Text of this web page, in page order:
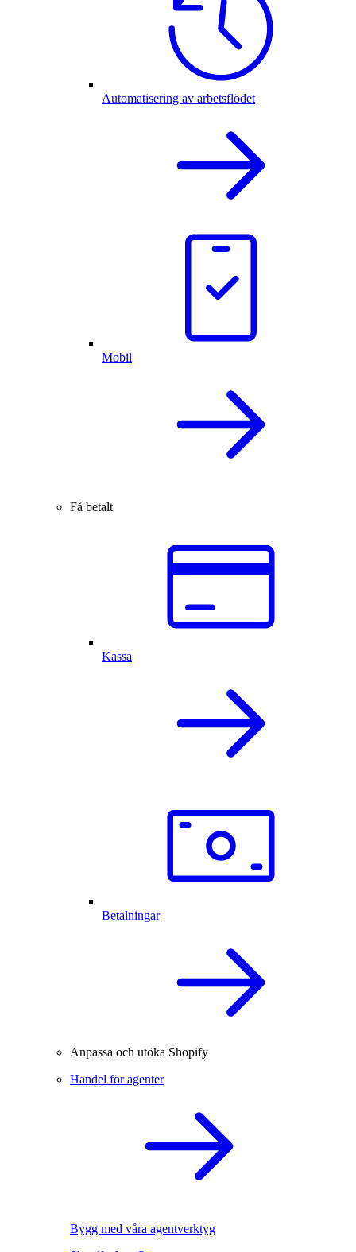
Automatisering av arbetsflödet
Mobil
Få betalt
Kassa
Betalningar
Anpassa och utöka Shopify
Handel för agenter
Bygg med våra agentverktyg